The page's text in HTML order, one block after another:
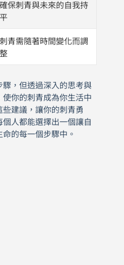
確保刺青與未來的自我持
平
刺青需隨著時間變化而調
整
，但透過深入的思考與
你的刺青成為你生活中
建議，讓你的刺青勇
人都能選擇出一個讓自
的每一個步驟中。